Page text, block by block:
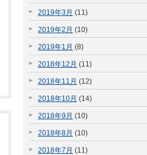
2019年3月 (11)
2019年2月 (10)
2019年1月 (8)
2018年12月 (11)
2018年11月 (12)
2018年10月 (14)
2018年9月 (10)
2018年8月 (10)
2018年7月 (11)